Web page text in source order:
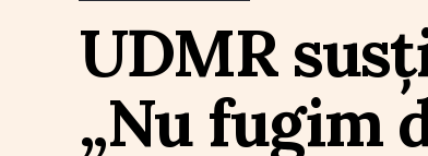
UDMR
„Nu fugim